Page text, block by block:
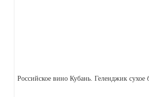
Российское вино Кубань. Геленджик сухое